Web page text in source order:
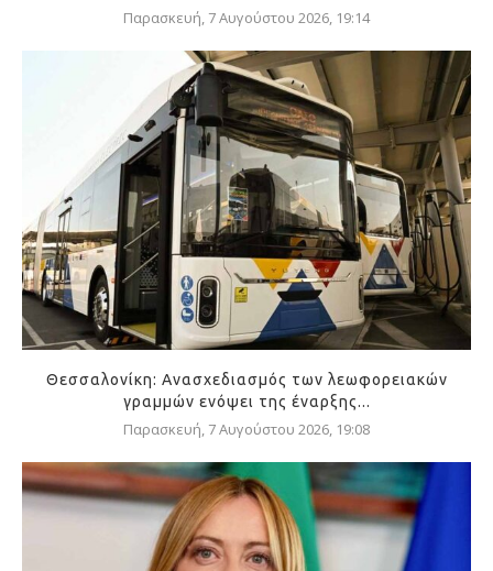
Παρασκευή, 7 Αυγούστου 2026, 19:14
Θεσσαλονίκη: Ανασχεδιασμός των λεωφορειακών
γραμμών ενόψει της έναρξης...
Παρασκευή, 7 Αυγούστου 2026, 19:08